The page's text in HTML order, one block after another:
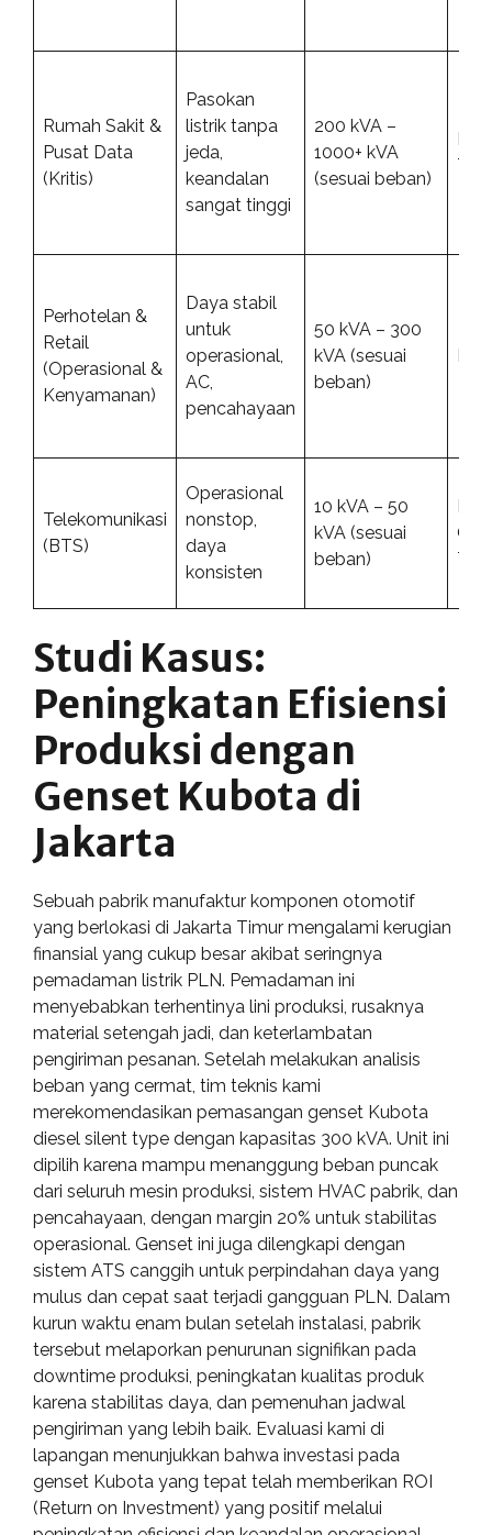
Rumah Sakit &
Pusat Data
(Kritis)
Pasokan
listrik tanpa
jeda,
keandalan
sangat tinggi
200 kVA –
1000+ kVA
(sesuai beban)
Perhotelan &
Retail
(Operasional &
Kenyamanan)
Daya stabil
untuk
operasional,
AC,
pencahayaan
50 kVA – 300
kVA (sesuai
beban)
Telekomunikasi
(BTS)
Operasional
nonstop,
daya
konsisten
10 kVA – 50
kVA (sesuai
beban)
Studi Kasus:
Peningkatan Efisiensi
Produksi dengan
Genset Kubota di
Jakarta
Sebuah pabrik manufaktur komponen otomotif
yang berlokasi di Jakarta Timur mengalami kerugian
finansial yang cukup besar akibat seringnya
pemadaman listrik PLN. Pemadaman ini
menyebabkan terhentinya lini produksi, rusaknya
material setengah jadi, dan keterlambatan
pengiriman pesanan. Setelah melakukan analisis
beban yang cermat, tim teknis kami
merekomendasikan pemasangan genset Kubota
diesel silent type dengan kapasitas 300 kVA. Unit ini
dipilih karena mampu menanggung beban puncak
dari seluruh mesin produksi, sistem HVAC pabrik, dan
pencahayaan, dengan margin 20% untuk stabilitas
operasional. Genset ini juga dilengkapi dengan
sistem ATS canggih untuk perpindahan daya yang
mulus dan cepat saat terjadi gangguan PLN. Dalam
kurun waktu enam bulan setelah instalasi, pabrik
tersebut melaporkan penurunan signifikan pada
downtime produksi, peningkatan kualitas produk
karena stabilitas daya, dan pemenuhan jadwal
pengiriman yang lebih baik. Evaluasi kami di
lapangan menunjukkan bahwa investasi pada
genset Kubota yang tepat telah memberikan ROI
(Return on Investment) yang positif melalui